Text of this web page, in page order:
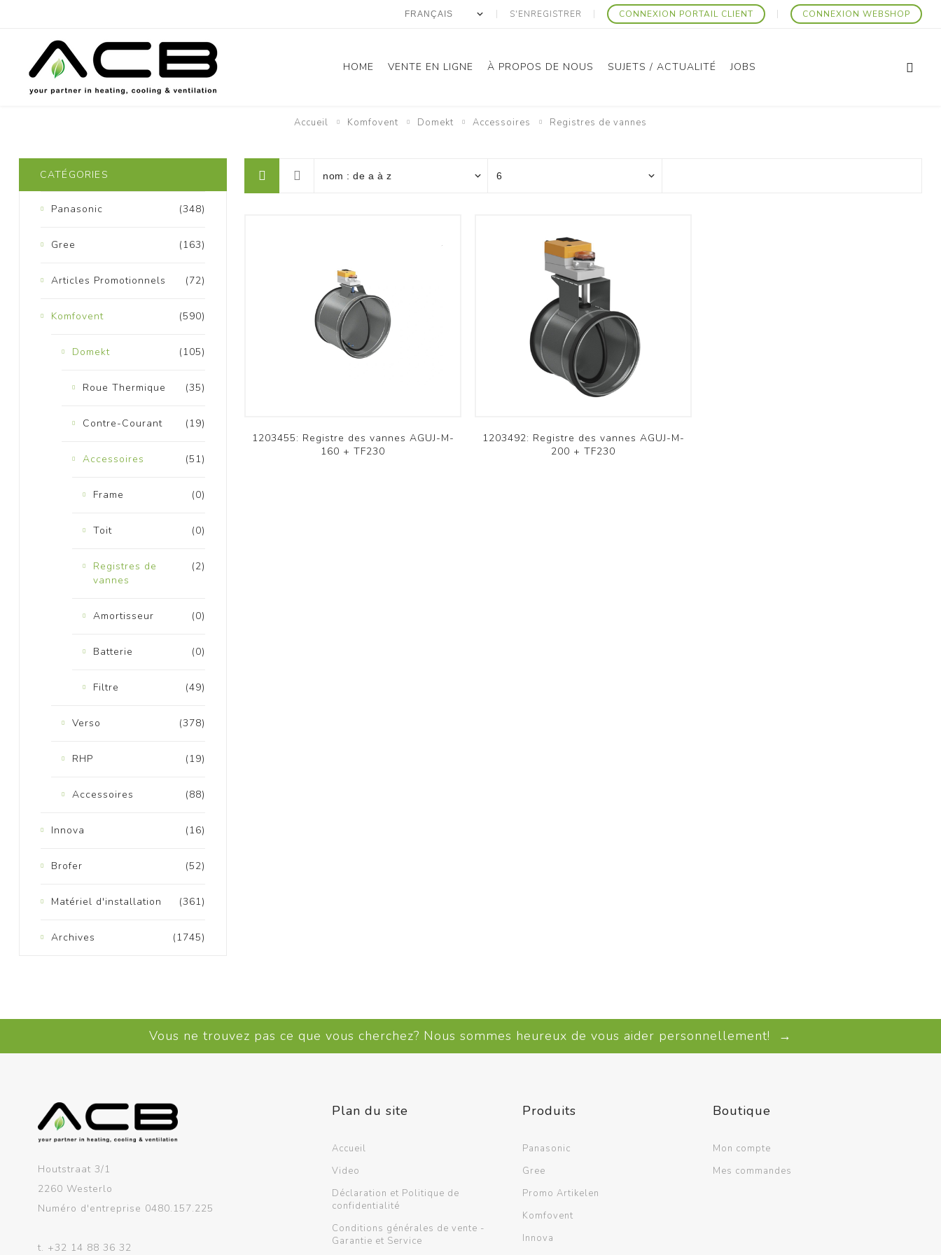
S'ENREGISTRER CONNEXION PORTAIL CLIENT CONNEXION WEBSHOP
HOME VENTE EN LIGNE
Panasonic
Résidentiel RAC
Commercial PAC
Gree
Résidentiel RAC
Commercial PAC
Articles Promotionnels
Voir plus
À PROPOS DE NOUS SUJETS / ACTUALITÉ JOBS
Accueil Komfovent Domekt Accessoires Registres de vannes
1203455: Registre des vannes AGUJ-M-
160 + TF230
1203492: Registre des vannes AGUJ-M-
200 + TF230
CATÉGORIES
(348)
Panasonic
(163)
Gree
(72)
Articles Promotionnels
(590)
Komfovent
(105)
Domekt
(35)
Roue Thermique
(19)
Contre-Courant
(51)
Accessoires
(0)
Frame
(0)
Toit
(2)
Registres de
vannes
(0)
Amortisseur
(0)
Batterie
(49)
Filtre
(378)
Verso
(19)
RHP
(88)
Accessoires
(16)
Innova
(52)
Brofer
(361)
Matériel d'installation
(1745)
Archives
Vous ne trouvez pas ce que vous cherchez? Nous sommes heureux de vous aider personnellement! →
Houtstraat 3/1
2260 Westerlo
Numéro d'entreprise 0480.157.225
t. +32 14 88 36 32
Plan du site
Accueil
Video
Déclaration et Politique de
confidentialité
Conditions générales de vente -
Garantie et Service
Produits
Panasonic
Gree
Promo Artikelen
Komfovent
Innova
Boutique
Mon compte
Mes commandes